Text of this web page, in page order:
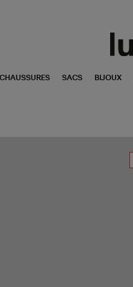
CHAUSSURES SACS BIJOUX